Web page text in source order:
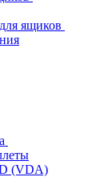
ящиков
(VDA)